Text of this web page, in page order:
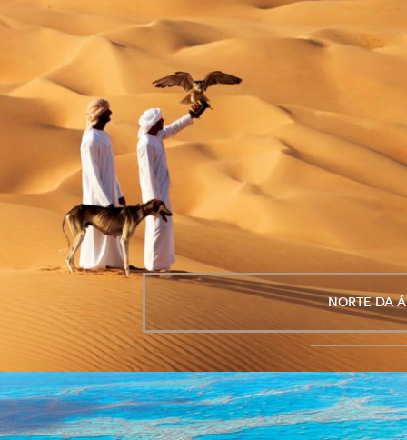
Norte da